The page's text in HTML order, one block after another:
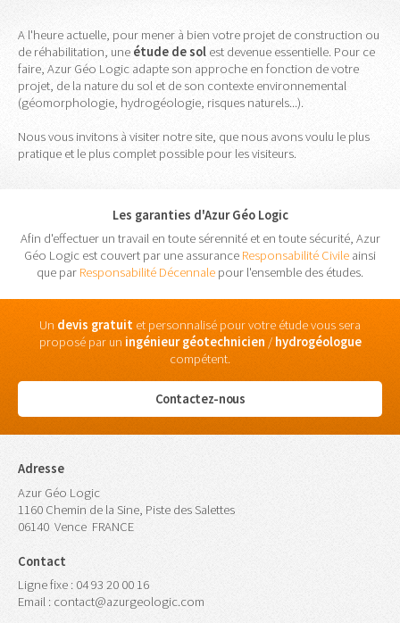
A l'heure actuelle, pour mener à bien votre projet de construction ou
de réhabilitation, une étude desol est devenue essentielle. Pour ce
faire, Azur Géo Logic adapte son approche en fonction de votre
projet, de la nature du sol et de son contexte environnemental
(géomorphologie, hydrogéologie, risques naturels...).
Nous vous invitons à visiter notre site, que nous avons voulu le plus
pratique et le plus complet possible pour les visiteurs.
Les garanties d'Azur Géo Logic
Afin d'effectuer un travail en toute sérennité et en toute sécurité, Azur
Géo Logic est couvert par une assurance Responsabilité Civile ainsi
que par Responsabilité Décennale pour l'ensemble des études.
Un devis gratuit et personnalisé pour votre étude vous sera
proposé par un ingénieur géotechnicien / hydrogéologue
compétent.
Contactez-nous
Adresse
Azur Géo Logic
1160 Chemin de la Sine, Piste des Salettes
06140 Vence FRANCE
Contact
Ligne fixe : 04 93 20 00 16
Email : contact@azurgeologic.com